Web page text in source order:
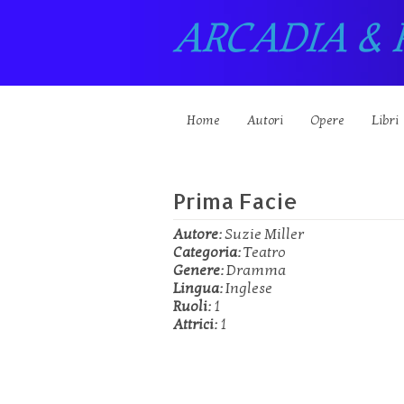
ARCADIA &
Home Autori Opere Libri
Prima Facie
Autore:Suzie Miller
Categoria:Teatro
Genere:Dramma
Lingua:Inglese
Ruoli: 1
Attrici: 1